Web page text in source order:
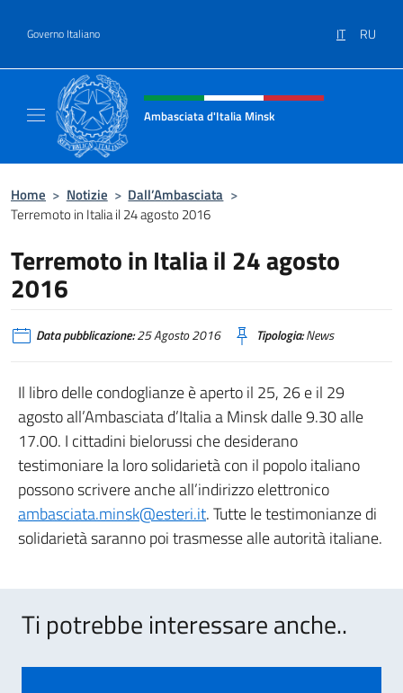
Governo Italiano IT RU
Intestazione sito, social e menù
Ambasciata d'Italia Minsk
Home > Notizie > Dall’Ambasciata >
Terremoto in Italia il 24 agosto 2016
Terremoto in Italia il 24 agosto
2016
Data pubblicazione:25 Agosto 2016 Tipologia:News
Il libro delle condoglianze è aperto il 25, 26 e il 29
agosto all’Ambasciata d’Italia a Minsk dalle 9.30 alle
17.00. I cittadini bielorussi che desiderano
testimoniare la loro solidarietà con il popolo italiano
possono scrivere anche all’indirizzo elettronico
ambasciata.minsk@esteri.it. Tutte le testimonianze di
solidarietà saranno poi trasmesse alle autorità italiane.
Ti potrebbe interessare anche..